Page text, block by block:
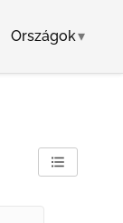
Országok▾